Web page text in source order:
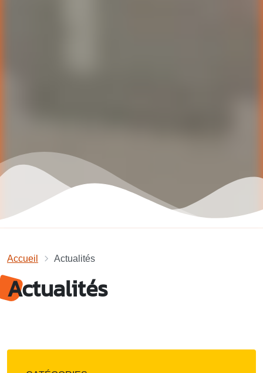
Accueil Actualités
Actualités